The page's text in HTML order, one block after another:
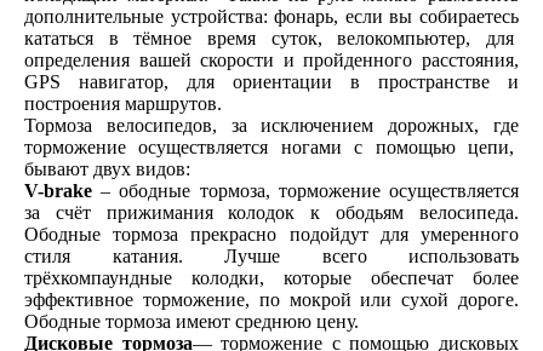
дополнительные устройства: фонарь, если вы собираетесь
кататься в тёмное время суток, велокомпьютер, для
определения вашей скорости и пройденного расстояния,
GPS навигатор, для ориентации в пространстве и
построения маршрутов.
Тормоза велосипедов, за исключением дорожных, где
торможение осуществляется ногами с помощью цепи,
бывают двух видов:
V-brake – ободные тормоза, торможение осуществляется
за счёт прижимания колодок к ободьям велосипеда.
Ободные тормоза прекрасно подойдут для умеренного
стиля катания. Лучше всего использовать
трёхкомпаундные колодки, которые обеспечат более
эффективное торможение, по мокрой или сухой дороге.
Ободные тормоза имеют среднюю цену.
Дисковые тормоза— торможение с помощью дисковых